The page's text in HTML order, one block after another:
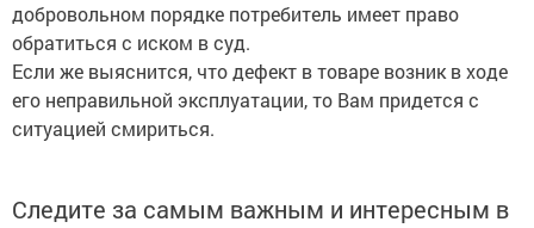
добровольном порядке потребитель имеет право
обратиться с иском в суд.
Если же выяснится, что дефект в товаре возник в ходе
его неправильной эксплуатации, то Вам придется с
ситуацией смириться.
Следите за самым важным и интересным в